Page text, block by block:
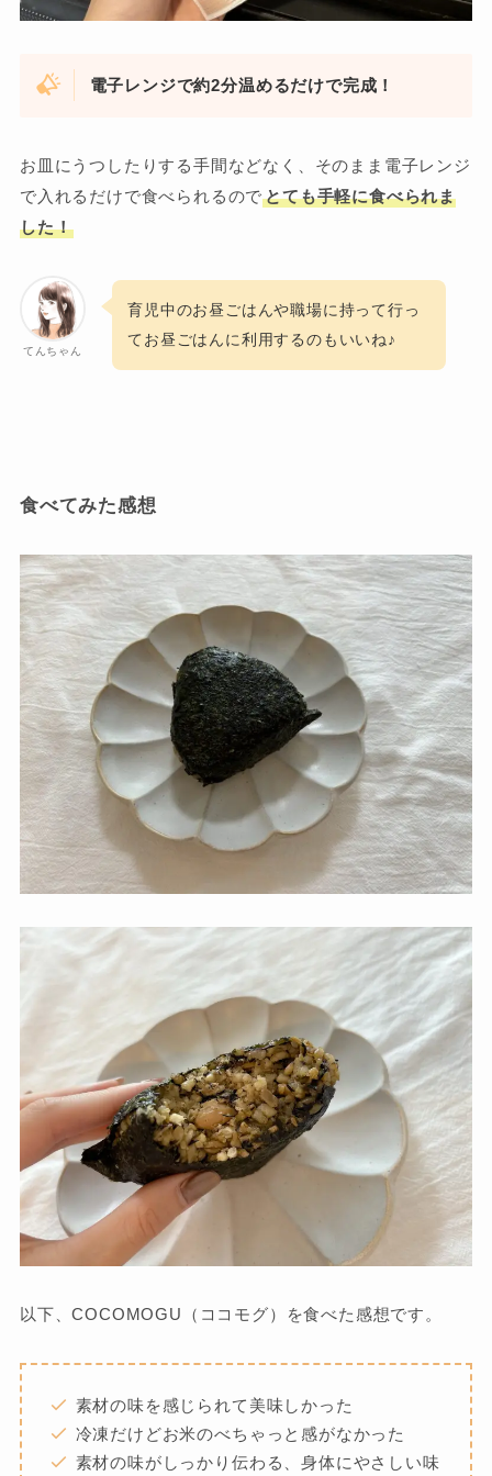
電子レンジで約2分温めるだけで完成！
お皿にうつしたりする手間などなく、そのまま電子レンジ
で入れるだけで食べられるのでとても手軽に食べられま
した！
てんちゃん
育児中のお昼ごはんや職場に持って行っ
てお昼ごはんに利用するのもいいね♪
食べてみた感想
以下、COCOMOGU（ココモグ）を食べた感想です。
素材の味を感じられて美味しかった
冷凍だけどお米のべちゃっと感がなかった
素材の味がしっかり伝わる、身体にやさしい味